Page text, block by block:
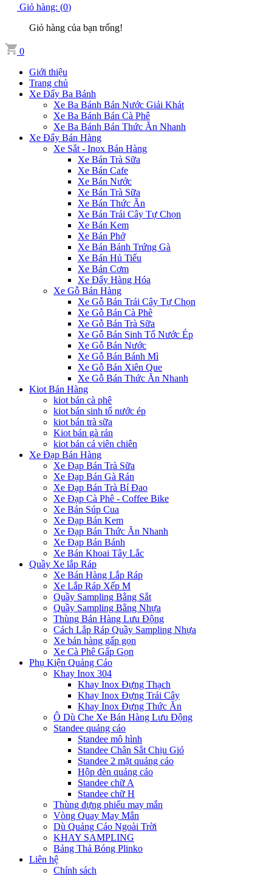
Giỏ hàng: (0)
Giỏ hàng của bạn trống!
0
Giới thiệu
Trang chủ
Xe Đẩy Ba Bánh
Xe Ba Bánh Bán Nước Giải Khát
Xe Ba Bánh Bán Cà Phê
Xe Ba Bánh Bán Thức Ăn Nhanh
Xe Đẩy Bán Hàng
Xe Sắt - Inox Bán Hàng
Xe Bán Trà Sữa
Xe Bán Cafe
Xe Bán Nước
Xe Bán Trà Sữa
Xe Bán Thức Ăn
Xe Bán Trái Cây Tự Chọn
Xe Bán Kem
Xe Bán Phở
Xe Bán Bánh Trứng Gà
Xe Bán Hủ Tiếu
Xe Bán Cơm
Xe Đẩy Hàng Hóa
Xe Gỗ Bán Hàng
Xe Gỗ Bán Trái Cây Tự Chọn
Xe Gỗ Bán Cà Phê
Xe Gỗ Bán Trà Sữa
Xe Gỗ Bán Sinh Tố Nước Ép
Xe Gỗ Bán Nước
Xe Gỗ Bán Bánh Mì
Xe Gỗ Bán Xiên Que
Xe Gỗ Bán Thức Ăn Nhanh
Kiot Bán Hàng
kiot bán cà phê
kiot bán sinh tố nước ép
kiot bán trà sữa
Kiot bán gà rán
kiot bán cá viên chiên
Xe Đạp Bán Hàng
Xe Đạp Bán Trà Sữa
Xe Đạp Bán Gà Rán
Xe Đạp Bán Trà Bí Đao
Xe Đạp Cà Phê - Coffee Bike
Xe Bán Súp Cua
Xe Đạp Bán Kem
Xe Đạp Bán Thức Ăn Nhanh
Xe Đạp Bán Bánh
Xe Bán Khoai Tây Lắc
Quầy Xe lắp Ráp
Xe Bán Hàng Lắp Ráp
Xe Lắp Ráp Xếp M
Quầy Sampling Bằng Sắt
Quầy Sampling Bằng Nhựa
Thùng Bán Hàng Lưu Động
Cách Lắp Ráp Quầy Sampling Nhựa
Xe bán hàng gấp gọn
Xe Cà Phê Gấp Gọn
Phụ Kiện Quảng Cáo
Khay Inox 304
Khay Inox Đựng Thạch
Khay Inox Đựng Trái Cây
Khay Inox Đựng Thức Ăn
Ô Dù Che Xe Bán Hàng Lưu Động
Standee quảng cáo
Standee mô hình
Standee Chân Sắt Chịu Gió
Standee 2 mặt quảng cáo
Hộp đèn quảng cáo
Standee chữ A
Standee chữ H
Thùng đựng phiếu may mắn
Vòng Quay May Mắn
Dù Quảng Cáo Ngoài Trời
KHAY SAMPLING
Bảng Thả Bóng Plinko
Liên hệ
Chính sách